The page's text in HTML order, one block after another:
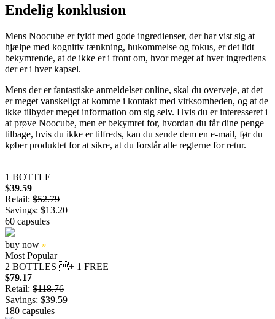
Endelig konklusion
Mens Noocube er fyldt med gode ingredienser, der har vist sig at
hjælpe med kognitiv tænkning, hukommelse og fokus, er det lidt
bekymrende, at de ikke er i front om, hvor meget af hver ingrediens
der er i hver kapsel.
Mens der er fantastiske anmeldelser online, skal du overveje, at det
er meget vanskeligt at komme i kontakt med virksomheden, og at de
ikke tilbyder meget information om sig selv. Hvis du er interesseret i
at prøve Noocube, men er bekymret for, hvordan du får dine penge
tilbage, hvis du ikke er tilfreds, kan du sende dem en e-mail, før du
køber produktet for at sikre, at du forstår alle reglerne for retur.
1 BOTTLE
$39.59
Retail: $52.79
Savings: $13.20
60 capsules
buy now »
Most Popular
2 BOTTLES + 1 FREE
$79.17
Retail: $118.76
Savings: $39.59
180 capsules